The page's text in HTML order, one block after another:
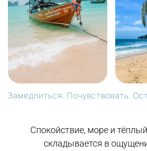
Замедлиться. Почувствовать.
Спокойствие, море и
складывается в